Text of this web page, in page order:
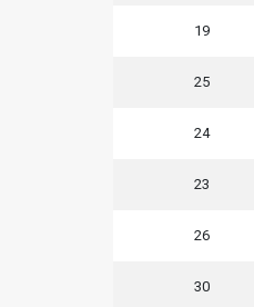
19
25
24
23
26
30